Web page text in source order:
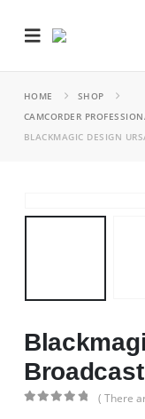
HOME
SHOP
CAMCORDER
BLACKMAGIC DESIGN
( There